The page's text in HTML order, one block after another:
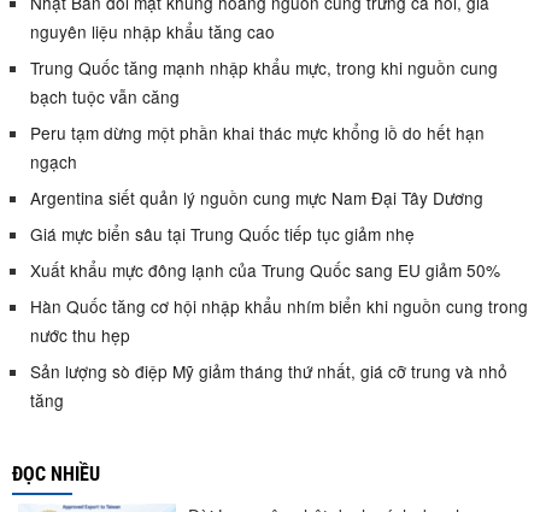
nguyên liệu nhập khẩu tăng cao
Trung Quốc tăng mạnh nhập khẩu mực, trong khi nguồn cung
bạch tuộc vẫn căng
Peru tạm dừng một phần khai thác mực khổng lồ do hết hạn
ngạch
Argentina siết quản lý nguồn cung mực Nam Đại Tây Dương
Giá mực biển sâu tại Trung Quốc tiếp tục giảm nhẹ
Xuất khẩu mực đông lạnh của Trung Quốc sang EU giảm 50%
Hàn Quốc tăng cơ hội nhập khẩu nhím biển khi nguồn cung trong
nước thu hẹp
Sản lượng sò điệp Mỹ giảm tháng thứ nhất, giá cỡ trung và nhỏ
tăng
ĐỌC NHIỀU